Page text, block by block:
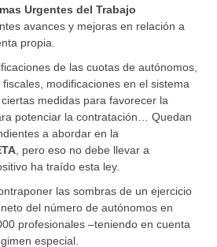
Urgentes del Trabajo
avances y mejoras en relación a
propia.
de las cuotas de autónomos,
modificaciones en el sistema
medidas para favorecer la
potenciar la contratación… Quedan
a abordar en la
, pero eso no debe llevar a
ha traído esta ley.
las sombras de un ejercicio
del número de autónomos en
profesionales –teniendo en cuenta
especial.